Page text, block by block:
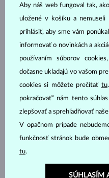
ŽLTÉ ZLATO
866 €
ŽLTÉ ZLATO
NA SKLADE
Aby náš web fungoval tak,
uložené v košíku a
prihlásiť, aby sme vám
informovať o novinkách a
používaním súborov
dočasne ukladajú vo vašom
cookies si môžete prečítať tu
pokračovať“ nám tento
zlepšovať a sprehľadňovať
V opačnom prípade
funkčnosť stránok bude
tu.
SÚHLASÍM